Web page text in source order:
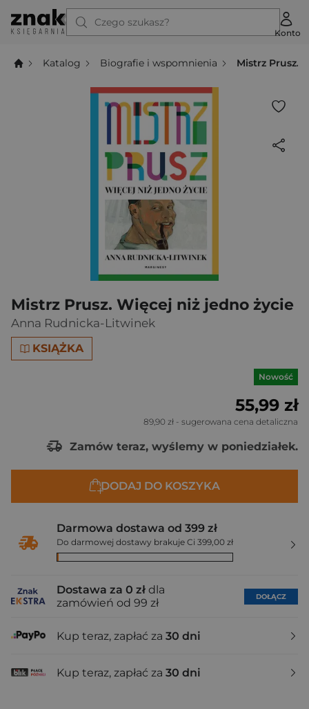
Czego szukasz?
Konto
Katalog Biografie i wspomnienia Mistrz Prusz.
Mistrz Prusz. Więcej niż jedno życie
Anna Rudnicka-Litwinek
KSIĄŻKA
Nowość
55,99 zł
89,90 zł - sugerowana cena detaliczna
Zamów teraz, wyślemy w poniedziałek.
DODAJ DO KOSZYKA
Darmowa dostawa od 399 zł
Do darmowej dostawy brakuje Ci 399,00 zł
Dostawa za 0 zł dla
zamówień od 99 zł
DOŁĄCZ
Kup teraz, zapłać za 30 dni
Kup teraz, zapłać za 30 dni